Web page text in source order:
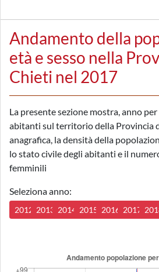
Andamento della
età e sesso nella
Chieti nel 2017
La presente sezione mostra, anno
abitanti sul territorio della Provincia
anagrafica, la densità della
lo stato civile degli abitanti e il
femminili
Seleziona anno:
2012 2013 2014 2015 2016 2017